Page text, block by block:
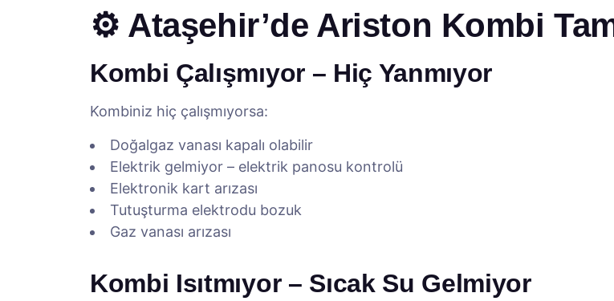
⚙️ Ataşehir’de Ariston Kombi
Kombi Çalışmıyor – Hiç Yanmıyor
Kombiniz hiç çalışmıyorsa:
Doğalgaz vanası kapalı olabilir
Elektrik gelmiyor – elektrik panosu kontrolü
Elektronik kart arızası
Tutuşturma elektrodu bozuk
Gaz vanası arızası
Kombi Isıtmıyor – Sıcak Su Gelmiyor